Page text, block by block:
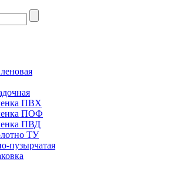
ПВХ
ПОФ
ПВД
ТУ
пузырчатая